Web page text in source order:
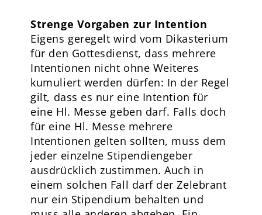
Strenge Vorgaben zur Intention
Eigens geregelt wird vom Dikasterium
für den Gottesdienst, dass mehrere
Intentionen nicht ohne Weiteres
kumuliert werden dürfen: In der Regel
gilt, dass es nur eine Intention für
eine Hl. Messe geben darf. Falls doch
für eine Hl. Messe mehrere
Intentionen gelten sollten, muss dem
jeder einzelne Stipendiengeber
ausdrücklich zustimmen. Auch in
einem solchen Fall darf der Zelebrant
nur ein Stipendium behalten und